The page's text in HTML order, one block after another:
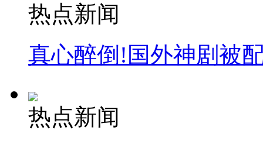
热点新闻
真心醉倒!国外神剧被
热点新闻